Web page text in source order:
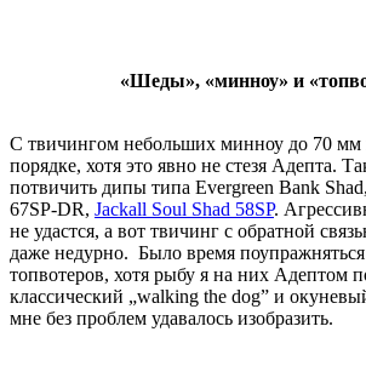
«Шеды», «минноу» и
С твичингом небольших минноу до 70 мм
порядке, хотя это явно не стезя Адепта.
потвичить дипы типа Evergreen Bank
67SP-DR, Jackall Soul Shad 58SP.
не удастся, а вот твичинг с обратной
даже недурно. Было время
топвотеров, хотя рыбу я на них Адептом
классический „walking the dog” и
мне без проблем удавалось изобразить.